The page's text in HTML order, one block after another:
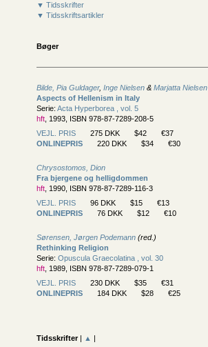
▼ Tidsskrifter
▼ Tidsskriftsartikler
Bøger
Bilde, Pia Guldager, Inge Nielsen & Marjatta Nielsen
Aspects of Hellenism in Italy
Serie: Acta Hyperborea , vol. 5
hft , 1993, ISBN 978-87-7289-208-5
VEJL. PRIS
275 DKK $42
€37
ONLINEPRIS
220 DKK $34 €30
Chrysostomos, Dion
Fra bjergene og helligdommen
hft , 1990, ISBN 978-87-7289-116-3
VEJL. PRIS
96 DKK $15
€13
ONLINEPRIS
76 DKK $12 €10
Sørensen, Jørgen Podemann (red.)
Rethinking Religion
Serie: Opuscula Graecolatina , vol. 30
hft , 1989, ISBN 978-87-7289-079-1
VEJL. PRIS
230 DKK $35
€31
ONLINEPRIS
184 DKK $28 €25
Tidsskrifter| ▲ |